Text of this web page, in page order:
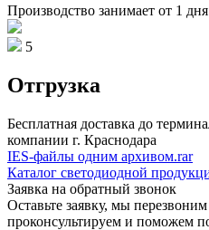
Производство занимает от 1 дня
5
Отгрузка
Бесплатная доставка до
компании г. Краснодара
IES-файлы одним архивом.rar
Каталог светодиодной
Заявка на обратный звонок
Оставьте заявку, мы
проконсультируем и поможем